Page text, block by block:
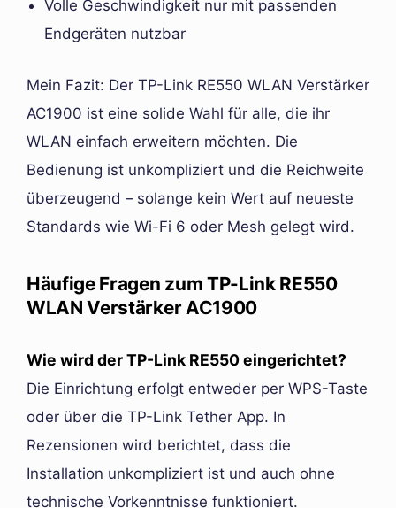
Volle Geschwindigkeit nur mit passenden
Endgeräten nutzbar
Mein Fazit: Der TP-Link RE550 WLAN Verstärker
AC1900 ist eine solide Wahl für alle, die ihr
WLAN einfach erweitern möchten. Die
Bedienung ist unkompliziert und die Reichweite
überzeugend – solange kein Wert auf neueste
Standards wie Wi-Fi 6 oder Mesh gelegt wird.
Häufige Fragen zum TP-Link RE550
WLAN Verstärker AC1900
Wie wird der TP-Link RE550 eingerichtet?
Die Einrichtung erfolgt entweder per WPS-Taste
oder über die TP-Link Tether App. In
Rezensionen wird berichtet, dass die
Installation unkompliziert ist und auch ohne
technische Vorkenntnisse funktioniert.